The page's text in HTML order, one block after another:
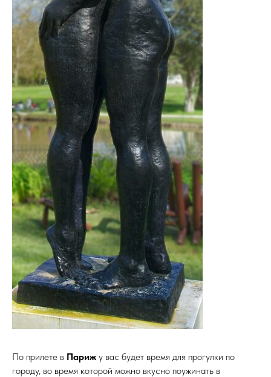
По прилете в Париж у вас будет время для прогулки по
городу, во время которой можно вкусно поужинать в